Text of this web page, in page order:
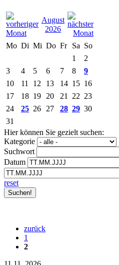
August
2026
Mo Di Mi Do Fr Sa So
1
2
3
4 5 6 7 8
9
10
11 12 13 14 15 16
17
18 19 20 21 22 23
24
25 26 27 28 29 30
31
Hier können Sie gezielt suchen:
Kategorie
Suchwort
Datum
reset
zurück
1
2